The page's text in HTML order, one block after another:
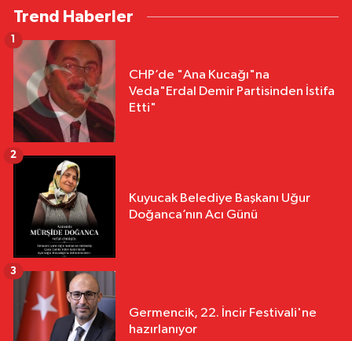
Trend Haberler
CHP’de "Ana Kucağı"na
Veda"Erdal Demir Partisinden İstifa
Etti"
Kuyucak Belediye Başkanı Uğur
Doğanca’nın Acı Günü
2
Germencik, 22. İncir Festivali'ne
hazırlanıyor
3